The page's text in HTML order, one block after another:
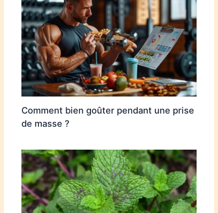
Comment bien goûter pendant une prise
de masse ?